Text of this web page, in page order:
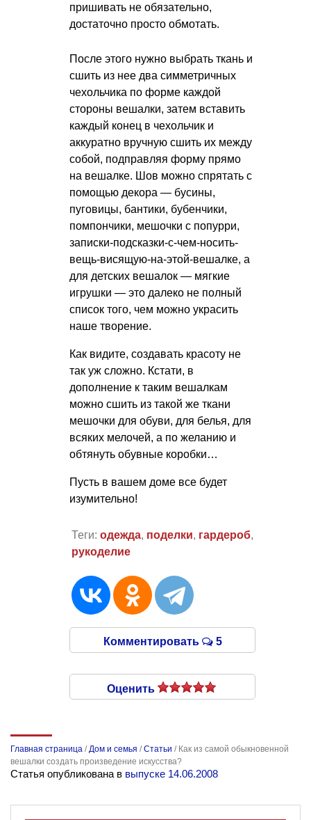
пришивать не обязательно,
достаточно просто обмотать.
После этого нужно выбрать ткань и
сшить из нее два симметричных
чехольчика по форме каждой
стороны вешалки, затем вставить
каждый конец в чехольчик и
аккуратно вручную сшить их между
собой, подправляя форму прямо
на вешалке. Шов можно спрятать с
помощью декора — бусины,
пуговицы, бантики, бубенчики,
помпончики, мешочки с попурри,
записки-подсказки-с-чем-носить-
вещь-висящую-на-этой-вешалке, а
для детских вешалок — мягкие
игрушки — это далеко не полный
список того, чем можно украсить
наше творение.
Как видите, создавать красоту не
так уж сложно. Кстати, в
дополнение к таким вешалкам
можно сшить из такой же ткани
мешочки для обуви, для белья, для
всяких мелочей, а по желанию и
обтянуть обувные коробки…
Пусть в вашем доме все будет
изумительно!
Теги: одежда, поделки, гардероб,
рукоделие
Комментировать 5
Оценить
Главная страница /Дом и семья /Статьи / Как из самой обыкновенной
вешалки создать произведение искусства?
Статья опубликована в выпуске 14.06.2008